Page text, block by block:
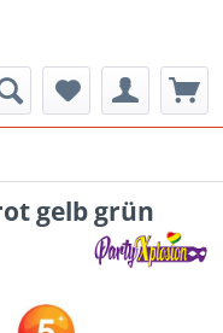
gelb grün